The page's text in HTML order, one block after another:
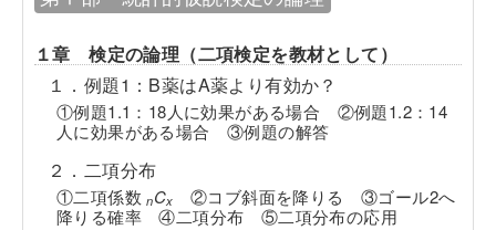
１章 検定の論理（二項検定を教材として）
１．例題1：B薬はA薬より有効か？
①例題1.1：18人に効果がある場合 ②例題1.2：14
人に効果がある場合 ③例題の解答
２．二項分布
①二項係数 nCx
②コブ斜面を降りる ③ゴール2へ
降りる確率 ④二項分布 ⑤二項分布の応用